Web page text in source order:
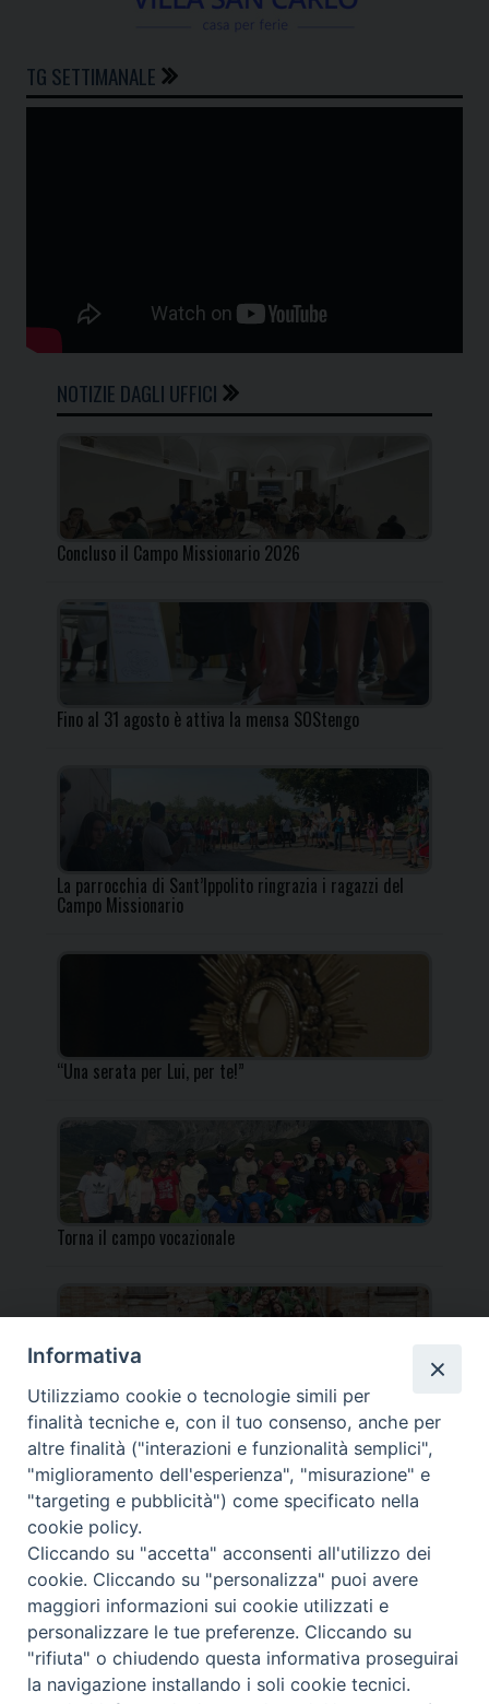
TG SETTIMANALE
NOTIZIE DAGLI UFFICI
Concluso il Campo Missionario 2026
Fino al 31 agosto è attiva la mensa SOStengo
La parrocchia di Sant’Ippolito ringrazia i ragazzi del
Campo Missionario
“Una serata per Lui, per te!”
Torna il campo vocazionale
Torna il Campo Missionario Diocesano
_____________________________________________________
_____________________________
DIOCESI DI FANO FOSSOMBRONE CAGLI PERGOLA | Via Roma,
118 - 61032 FANO (PU) |
Tel. 0721 803737 o 826044 | Cod. Fiscale 90003900413
Note legali| Privacy
© TUTTI I DIRITTI RISERVATI
Informativa
Utilizziamo cookie o tecnologie simili per
finalità tecniche e, con il tuo consenso, anche per
altre finalità ("interazioni e funzionalità semplici",
"miglioramento dell'esperienza", "misurazione" e
"targeting e pubblicità") come specificato nella
cookie policy.
Cliccando su "accetta" acconsenti all'utilizzo dei
cookie. Cliccando su "personalizza" puoi avere
maggiori informazioni sui cookie utilizzati e
personalizzare le tue preferenze. Cliccando su
"rifiuta" o chiudendo questa informativa proseguirai
la navigazione installando i soli cookie tecnici.